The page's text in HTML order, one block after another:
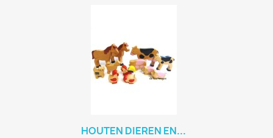
HOUTEN DIEREN EN...